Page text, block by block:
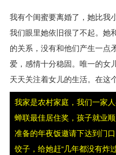
我有个闺蜜要离婚了，她比我
我们眼里她依旧很了不起。她
的关系，没有和他们产生一点
爱，感情十分稳固。唯一的女
天天关注着女儿的生活。在这
我家是农村家庭，我们一家
蝉联最佳居住奖，孩子就业
准备的年夜饭邀请下达到门
饺子，给她赶“几年都没有炸